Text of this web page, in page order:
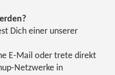
Dich einer unserer
E-Mail oder trete direkt
Netzwerke in